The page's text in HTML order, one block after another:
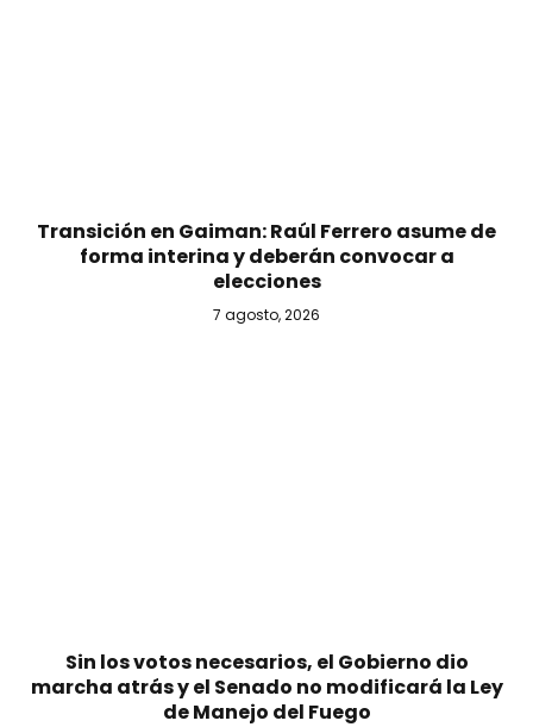
Transición en Gaiman: Raúl Ferrero asume de
forma interina y deberán convocar a
elecciones
7 agosto, 2026
Sin los votos necesarios, el Gobierno dio
marcha atrás y el Senado no modificará la Ley
de Manejo del Fuego